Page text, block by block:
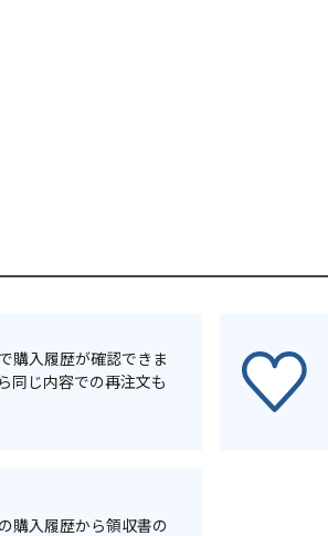
購入履歴が確認できま
同じ内容での再注文も
購入履歴から領収書の